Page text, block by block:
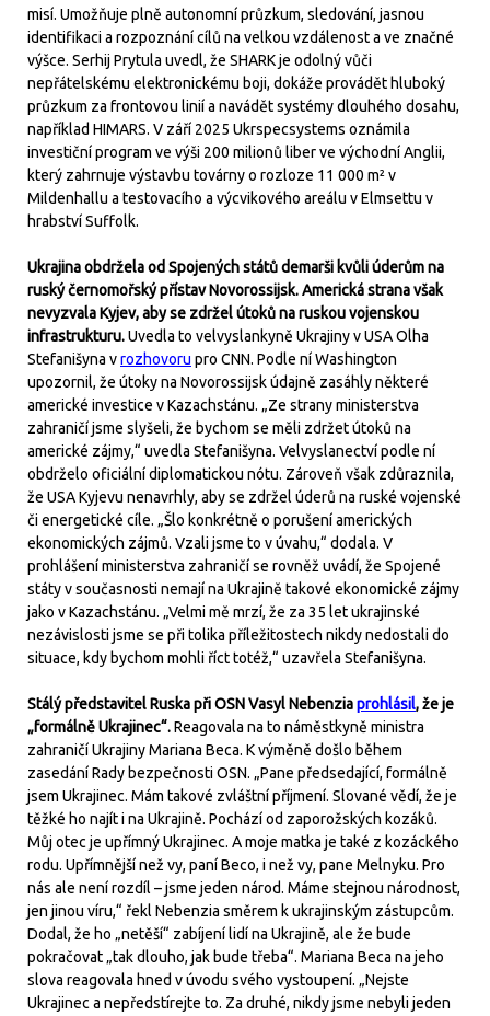
misí. Umožňuje plně autonomní průzkum, sledování, jasnou
identifikaci a rozpoznání cílů na velkou vzdálenost a ve značné
výšce. Serhij Prytula uvedl, že SHARK je odolný vůči
nepřátelskému elektronickému boji, dokáže provádět hluboký
průzkum za frontovou linií a navádět systémy dlouhého dosahu,
například HIMARS. V září 2025 Ukrspecsystems oznámila
investiční program ve výši 200 milionů liber ve východní Anglii,
který zahrnuje výstavbu továrny o rozloze 11 000 m² v
Mildenhallu a testovacího a výcvikového areálu v Elmsettu v
hrabství Suffolk.
Ukrajina obdržela od Spojených států demarši kvůli úderům na
ruský černomořský přístav Novorossijsk. Americká strana však
nevyzvala Kyjev, aby se zdržel útoků na ruskou vojenskou
infrastrukturu.Uvedla to velvyslankyně Ukrajiny v USA Olha
Stefanišyna vrozhovoru pro CNN. Podle ní Washington
upozornil, že útoky na Novorossijsk údajně zasáhly některé
americké investice v Kazachstánu. „Ze strany ministerstva
zahraničí jsme slyšeli, že bychom se měli zdržet útoků na
americké zájmy,“ uvedla Stefanišyna. Velvyslanectví podle ní
obdrželo oficiální diplomatickou nótu. Zároveň však zdůraznila,
že USA Kyjevu nenavrhly, aby se zdržel úderů na ruské vojenské
či energetické cíle. „Šlo konkrétně o porušení amerických
ekonomických zájmů. Vzali jsme to v úvahu,“ dodala. V
prohlášení ministerstva zahraničí se rovněž uvádí, že Spojené
státy v současnosti nemají na Ukrajině takové ekonomické zájmy
jako v Kazachstánu. „Velmi mě mrzí, že za 35 let ukrajinské
nezávislosti jsme se při tolika příležitostech nikdy nedostali do
situace, kdy bychom mohli říct totéž,“ uzavřela Stefanišyna.
Stálý představitel Ruska při OSN Vasyl Nebenziaprohlásil, že je
„formálně Ukrajinec“.Reagovala na to náměstkyně ministra
zahraničí Ukrajiny Mariana Beca. K výměně došlo během
zasedání Rady bezpečnosti OSN. „Pane předsedající, formálně
jsem Ukrajinec. Mám takové zvláštní příjmení. Slované vědí, že je
těžké ho najít i na Ukrajině. Pochází od zaporožských kozáků.
Můj otec je upřímný Ukrajinec. A moje matka je také z kozáckého
rodu. Upřímnější než vy, paní Beco, i než vy, pane Melnyku. Pro
nás ale není rozdíl – jsme jeden národ. Máme stejnou národnost,
jen jinou víru,“ řekl Nebenzia směrem k ukrajinským zástupcům.
Dodal, že ho „netěší“ zabíjení lidí na Ukrajině, ale že bude
pokračovat „tak dlouho, jak bude třeba“. Mariana Beca na jeho
slova reagovala hned v úvodu svého vystoupení. „Nejste
Ukrajinec a nepředstírejte to. Za druhé, nikdy jsme nebyli jeden